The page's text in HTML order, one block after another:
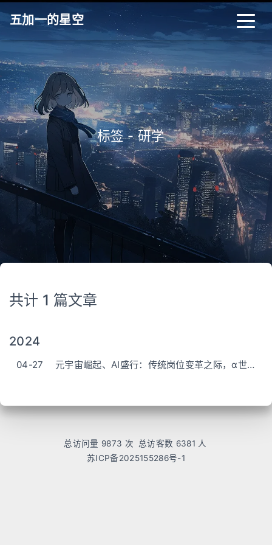
五加一的星空
标签 - 研学_
共计 1 篇文章
2024
04-27 元宇宙崛起、AI盛行：传统岗位变革之际，α世代如何应对？——江苏省南通中学高二年级上海研学感悟
总访问量 9873 次 总访客数 6381 人
苏ICP备2025155286号-1